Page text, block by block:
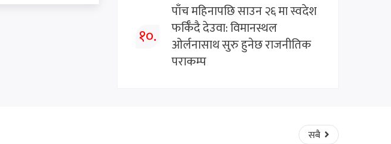
१०.
पाँच महिनापछि साउन २६ मा स्वदेश
फर्किँदै देउवा: विमानस्थल
ओर्लनासाथ सुरु हुनेछ राजनीतिक
पराकम्प
सबै